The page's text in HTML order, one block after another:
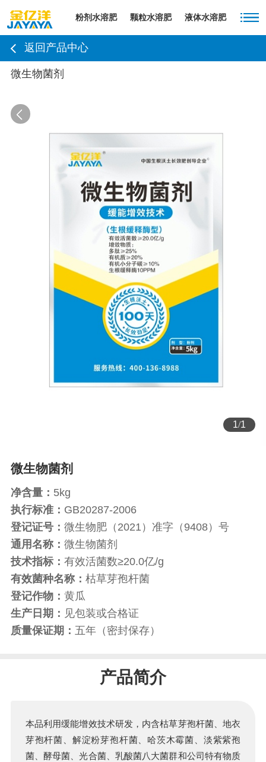
粉剂水溶肥 颗粒水溶肥 液体水溶肥
返回产品中心
微生物菌剂
1/1
微生物菌剂
净含量： 5kg
执行标准： GB20287-2006
登记证号： 微生物肥（2021）准字（9408）号
通用名称： 微生物菌剂
技术指标： 有效活菌数≥20.0亿/g
有效菌种名称： 枯草芽孢杆菌
登记作物： 黄瓜
生产日期： 见包装或合格证
质量保证期： 五年（密封保存）
产品简介
本品利用缓能增效技术研发，内含枯草芽孢杆菌、地衣
芽孢杆菌、解淀粉芽孢杆菌、哈茨木霉菌、淡紫紫孢
菌、酵母菌、光合菌、乳酸菌八大菌群和公司特有物质